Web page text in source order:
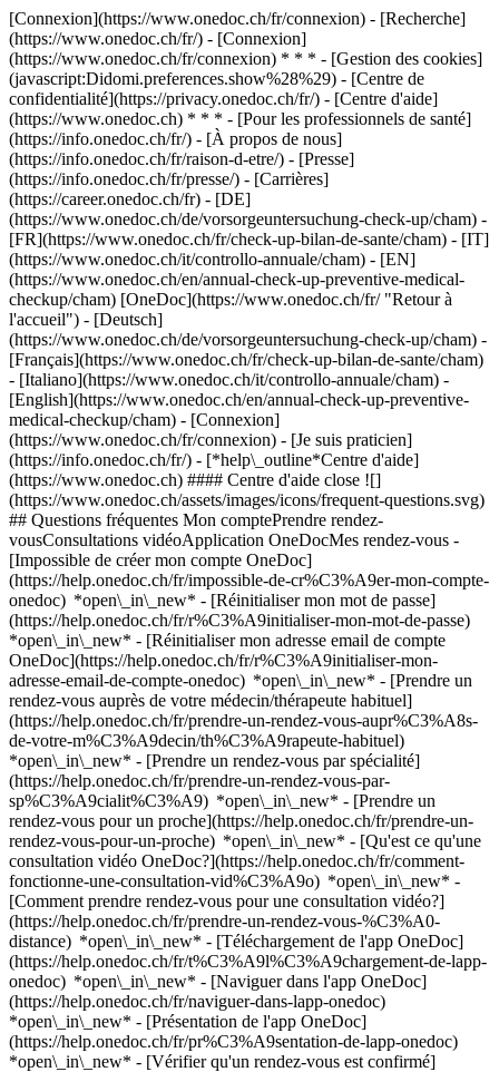
[Connexion](https://www.onedoc.ch/fr/connexion) - [Recherche]
(https://www.onedoc.ch/fr/) - [Connexion]
(https://www.onedoc.ch/fr/connexion) * * * - [Gestion des cookies]
(javascript:Didomi.preferences.show%28%29) - [Centre de
confidentialité](https://privacy.onedoc.ch/fr/) - [Centre d'aide]
(https://www.onedoc.ch) * * * - [Pour les professionnels de santé]
(https://info.onedoc.ch/fr/) - [À propos de nous]
(https://info.onedoc.ch/fr/raison-d-etre/) - [Presse]
(https://info.onedoc.ch/fr/presse/) - [Carrières]
(https://career.onedoc.ch/fr) - [DE]
(https://www.onedoc.ch/de/vorsorgeuntersuchung-check-up/cham) -
[FR](https://www.onedoc.ch/fr/check-up-bilan-de-sante/cham) - [IT]
(https://www.onedoc.ch/it/controllo-annuale/cham) - [EN]
(https://www.onedoc.ch/en/annual-check-up-preventive-medical-
checkup/cham) [OneDoc](https://www.onedoc.ch/fr/ "Retour à
l'accueil") - [Deutsch]
(https://www.onedoc.ch/de/vorsorgeuntersuchung-check-up/cham) -
[Français](https://www.onedoc.ch/fr/check-up-bilan-de-sante/cham)
- [Italiano](https://www.onedoc.ch/it/controllo-annuale/cham) -
[English](https://www.onedoc.ch/en/annual-check-up-preventive-
medical-checkup/cham) - [Connexion]
(https://www.onedoc.ch/fr/connexion) - [Je suis praticien]
(https://info.onedoc.ch/fr/) - [*help\_outline*Centre d'aide]
(https://www.onedoc.ch) #### Centre d'aide close ![]
(https://www.onedoc.ch/assets/images/icons/frequent-questions.svg)
## Questions fréquentes Mon comptePrendre rendez-
vousConsultations vidéoApplication OneDocMes rendez-vous -
[Impossible de créer mon compte OneDoc]
(https://help.onedoc.ch/fr/impossible-de-cr%C3%A9er-mon-compte-
onedoc) *open\_in\_new* - [Réinitialiser mon mot de passe]
(https://help.onedoc.ch/fr/r%C3%A9initialiser-mon-mot-de-passe)
*open\_in\_new* - [Réinitialiser mon adresse email de compte
OneDoc](https://help.onedoc.ch/fr/r%C3%A9initialiser-mon-
adresse-email-de-compte-onedoc) *open\_in\_new* - [Prendre un
rendez-vous auprès de votre médecin/thérapeute habituel]
(https://help.onedoc.ch/fr/prendre-un-rendez-vous-aupr%C3%A8s-
de-votre-m%C3%A9decin/th%C3%A9rapeute-habituel)
*open\_in\_new* - [Prendre un rendez-vous par spécialité]
(https://help.onedoc.ch/fr/prendre-un-rendez-vous-par-
sp%C3%A9cialit%C3%A9) *open\_in\_new* - [Prendre un
rendez-vous pour un proche](https://help.onedoc.ch/fr/prendre-un-
rendez-vous-pour-un-proche) *open\_in\_new* - [Qu'est ce qu'une
consultation vidéo OneDoc?](https://help.onedoc.ch/fr/comment-
fonctionne-une-consultation-vid%C3%A9o) *open\_in\_new* -
[Comment prendre rendez-vous pour une consultation vidéo?]
(https://help.onedoc.ch/fr/prendre-un-rendez-vous-%C3%A0-
distance) *open\_in\_new* - [Téléchargement de l'app OneDoc]
(https://help.onedoc.ch/fr/t%C3%A9l%C3%A9chargement-de-lapp-
onedoc) *open\_in\_new* - [Naviguer dans l'app OneDoc]
(https://help.onedoc.ch/fr/naviguer-dans-lapp-onedoc)
*open\_in\_new* - [Présentation de l'app OneDoc]
(https://help.onedoc.ch/fr/pr%C3%A9sentation-de-lapp-onedoc)
*open\_in\_new* - [Vérifier qu'un rendez-vous est confirmé](https://help.onedoc.ch/fr/v%C3%A9rifier-quun-rendez-vous-est-confirm%C3%A9) *open\_in\_new* - [Annuler un rendez-vous pris en ligne sur OneDoc](https://help.onedoc.ch/fr/annuler-un-rendez-vous-pris-en-ligne-sur-onedoc) *open\_in\_new* - [Je ne reçois pas de confirmation de rendez-vous](https://help.onedoc.ch/fr/je-ne-re%C3%A7ois-pas-de-confirmation-de-rendez-vous) *open\_in\_new* [Voir tous nos articles *open\_in\_new*](https://help.onedoc.ch/fr/) close ## Modifier votre recherche ![Maison avec un signe plus annonçant qu’une consultation peut être effectuée sur place](https://www.onedoc.ch/assets/images/icons/on-site.svg) Sur place ![Caméra avec un symbole lecture annonçant qu’une consultation peut être effectuée à distance en vidéo](https://www.onedoc.ch/assets/images/icons/remote.svg) À distance Rechercher #### Spécialités #### Praticiens #### Établissements edit Check-up | bilan de santé à Cham tune Filtrer par Nouveaux patients*keyboard\_arrow\_down* - Acceptés*check\_circle* Langue parlée*keyboard\_arrow\_down* - Albanais*check\_circle* - Allemand*check\_circle* - Anglais*check\_circle* - Arabe*check\_circle* - Azerbaïdjanais*check\_circle* - Bosniaque*check\_circle* - Bulgare*check\_circle* - Croate*check\_circle* - Espagnol*check\_circle* - Français*check\_circle* - Grec*check\_circle* - Géorgien*check\_circle* - Hindi*check\_circle* - Hongrois*check\_circle* - Hébreu*check\_circle* - Italien*check\_circle* - Lituanien*check\_circle* - Macédonien*check\_circle* - Malayalam*check\_circle* - Néerlandais*check\_circle* - Persan*check\_circle* - Polonais*check\_circle* - Portugais*check\_circle* - Romanche*check\_circle* - Roumain*check\_circle* - Russe*check\_circle* - Serbe*check\_circle* - Tamoul*check\_circle* - Tchèque*check\_circle* - Turc*check\_circle* - Ukrainien*check\_circle* Sexe*keyboard\_arrow\_down* - Femme*check\_circle* - Homme*check\_circle* Réseau*keyboard\_arrow\_down* - Amavita*check\_circle* - Hirslanden*check\_circle* - Swiss Medical Network*check\_circle* - ASCA*check\_circle* - RME*check\_circle* - ArgoMed*check\_circle* - mediX*check\_circle* - doccare*check\_circle* - DocNet Säuliamt*check\_circle* - hapmed*check\_circle* - zmed*check\_circle* - zu:care*check\_circle* - Zürcher Gesundheitsnetz*check\_circle* - Medbase*check\_circle* Disponibilité*keyboard\_arrow\_down* - Disponible aujourdhui*check\_circle* - Dans les 3 prochains jours*check\_circle* - Dans les 7 prochains jours*check\_circle* - Dans les 14 prochains jours*check\_circle* # __Check-up | bilan de santé__ à __Cham__: prenez rendez-vous en ligne aujourd'hui ## 6 résultats à Cham [![Dr. med. Catherine Akermann, spécialiste en médecine interne générale à Cham](https://assets.onedoc.ch/images/users/faa307cbd12d70f3414dbfb9a6d8b696b21e8f47a29fc50a9b6014ddd94ed158-small.jpg "Dr. med. Catherine Akermann, spécialiste en médecine interne générale à Cham")](https://www.onedoc.ch/fr/specialiste-en-medecine-interne-generale/cham/pcp2p/dr-med-catherine-akermann) ### [Dr. med. Catherine Akermann](https://www.onedoc.ch/fr/specialiste-en-medecine-interne-generale/cham/pcp2p/dr-med-catherine-akermann) ![Badge indiquant un profil vérifié](https://www.onedoc.ch/assets/images/icons/checkmark.svg) [Spécialiste en médecine interne générale](https://www.onedoc.ch/fr/specialiste-en-medecine-interne-generale/cham) [Praxis am Bahnhof Cham](https://www.onedoc.ch/fr/cabinet-de-groupe/cham/e9os/praxis-am-bahnhof-cham) Poststrasse 2 6330 Cham ![Icône patient avec un signe moins annonçant que le professionnel n’accepte pas de nouveaux patients](https://www.onedoc.ch/assets/images/icons/no-new-patients.svg)N'accepte pas de nouveaux patients [Réserver un RDV](https://www.onedoc.ch/fr/specialiste-en-medecine-interne-generale/cham/pcp2p/dr-med-catherine-akermann) Expertises: Check-up | bilan de santé, [Examen médico sportif d'aptitude à la plongée](https://www.onedoc.ch/fr/examen-medico-sportif-d-aptitude-a-la-plongee/cham), [Contrôle médical permis de conduire NIVEAU 1](https://www.onedoc.ch/fr/controle-medical-permis-de-conduire-niveau-1/cham)Voir plus *chevron\_left* lun. 03 août *chevron\_right* Voir plus de rendez-vous *error\_outline* Une erreur s'est produite lors du chargement des disponibilités [Réessayer](https://www.onedoc.ch) Expertises: Check-up | bilan de santé, [Examen médico sportif d'aptitude à la plongée](https://www.onedoc.ch/fr/examen-medico-sportif-d-aptitude-a-la-plongee/cham), [Contrôle médical permis de conduire NIVEAU 1](https://www.onedoc.ch/fr/controle-medical-permis-de-conduire-niveau-1/cham)Voir plus [![Dr. med. Simon Raphael Gerber, spécialiste en médecine interne générale à Cham](https://assets.onedoc.ch/images/users/48af9047524042bd5cd1f2ff6d2812a45a153ab501d19ec076b517c7cc6d4a27-small.jpg "Dr. med. Simon Raphael Gerber, spécialiste en médecine interne générale à Cham")](https://www.onedoc.ch/fr/specialiste-en-medecine-interne-generale/cham/pcp2r/dr-med-simon-raphael-gerber) ### [Dr. med. Simon Raphael Gerber](https://www.onedoc.ch/fr/specialiste-en-medecine-interne-generale/cham/pcp2r/dr-med-simon-raphael-gerber) ![Badge indiquant un profil vérifié](https://www.onedoc.ch/assets/images/icons/checkmark.svg) [Spécialiste en médecine interne générale](https://www.onedoc.ch/fr/specialiste-en-medecine-interne-generale/cham) [Praxis am Bahnhof Cham](https://www.onedoc.ch/fr/cabinet-de-groupe/cham/e9os/praxis-am-bahnhof-cham) Poststrasse 2 6330 Cham ![Dr. med. Simon Raphael Gerber est affilié au réseau ArgoMed](https://assets.onedoc.ch/images/networks/logos/56e2a8e8292e9df6e76e9f4a2e0ed8e8d2214c4de1f587b1dba51bed3a27b454-small.png) ![Icône patient avec un signe moins annonçant que le professionnel n’accepte pas de nouveaux patients](https://www.onedoc.ch/assets/images/icons/no-new-patients.svg)N'accepte pas de nouveaux patients [Réserver un RDV](https://www.onedoc.ch/fr/specialiste-en-medecine-interne-generale/cham/pcp2r/dr-med-simon-raphael-gerber) Expertises: Check-up | bilan de santé, [Examen médico sportif d'aptitude à la plongée](https://www.onedoc.ch/fr/examen-medico-sportif-d-aptitude-a-la-plongee/cham), [Contrôle médical permis de conduire NIVEAU 1](https://www.onedoc.ch/fr/controle-medical-permis-de-conduire-niveau-1/cham)Voir plus *chevron\_left* lun. 03 août *chevron\_right* Voir plus de rendez-vous *error\_outline* Une erreur s'est produite lors du chargement des disponibilités [Réessayer](https://www.onedoc.ch) Expertises: Check-up | bilan de santé, [Examen médico sportif d'aptitude à la plongée](https://www.onedoc.ch/fr/examen-medico-sportif-d-aptitude-a-la-plongee/cham), [Contrôle médical permis de conduire NIVEAU 1](https://www.onedoc.ch/fr/controle-medical-permis-de-conduire-niveau-1/cham)Voir plus [![Dr. med. Ines Hegglin Duijn, spécialiste en médecine interne générale à Cham](https://assets.onedoc.ch/images/users/0251f6aedc076c940a25c639ad927094d2858eb0e984b2b4fb1d536342eb7fda-small.jpg "Dr. med. Ines Hegglin Duijn, spécialiste en médecine interne générale à Cham")](https://www.onedoc.ch/fr/specialiste-en-medecine-interne-generale/cham/pcp2q/dr-med-ines-hegglin-duijn) ### [Dr. med. Ines Hegglin Duijn](https://www.onedoc.ch/fr/specialiste-en-medecine-interne-generale/cham/pcp2q/dr-med-ines-hegglin-duijn) ![Badge indiquant un profil vérifié](https://www.onedoc.ch/assets/images/icons/checkmark.svg) [Spécialiste en médecine interne générale](https://www.onedoc.ch/fr/specialiste-en-medecine-interne-generale/cham) [Praxis am Bahnhof Cham](https://www.onedoc.ch/fr/cabinet-de-groupe/cham/e9os/praxis-am-bahnhof-cham) Poststrasse 2 6330 Cham ![Icône patient avec un signe moins annonçant que le professionnel n’accepte pas de nouveaux patients](https://www.onedoc.ch/assets/images/icons/no-new-patients.svg)N'accepte pas de nouveaux patients [Réserver un RDV](https://www.onedoc.ch/fr/specialiste-en-medecine-interne-generale/cham/pcp2q/dr-med-ines-hegglin-duijn) Expertises: Check-up | bilan de santé, [Vaccination Papillomavirus Humain (HPV)](https://www.onedoc.ch/fr/vaccination-papillomavirus-humain-hpv/cham), [Contrôle médical permis de conduire NIVEAU 1](https://www.onedoc.ch/fr/controle-medical-permis-de-conduire-niveau-1/cham), [Examen médico sportif d'aptitude à la plongée](https://www.onedoc.ch/fr/examen-medico-sportif-d-aptitude-a-la-plongee/cham)Voir plus Expertises: Check-up | bilan de santé, [Vaccination Papillomavirus Humain (HPV)](https://www.onedoc.ch/fr/vaccination-papillomavirus-humain-hpv/cham), [Contrôle médical permis de conduire NIVEAU 1](https://www.onedoc.ch/fr/controle-medical-permis-de-conduire-niveau-1/cham), [Examen médico sportif d'aptitude à la plongée](https://www.onedoc.ch/fr/examen-medico-sportif-d-aptitude-a-la-plongee/cham)Voir plus [![Dr. med. Vytis Nefas, spécialiste en médecine interne générale à Cham](https://assets.onedoc.ch/images/users/24b23e5a558113356a261ee47734df424485712d262219f01536561f4a05fd91-small.jpg "Dr. med. Vytis Nefas, spécialiste en médecine interne générale à Cham")](https://www.onedoc.ch/fr/specialiste-en-medecine-interne-generale/cham/pcvt5/dr-med-vytis-nefas) ### [Dr. med. Vytis Nefas](https://www.onedoc.ch/fr/specialiste-en-medecine-interne-generale/cham/pcvt5/dr-med-vytis-nefas) ![Badge indiquant un profil vérifié](https://www.onedoc.ch/assets/images/icons/checkmark.svg) [Spécialiste en médecine interne générale](https://www.onedoc.ch/fr/specialiste-en-medecine-interne-generale/cham) [Praxis Dr. med. Seiler Kurt](https://www.onedoc.ch/fr/cabinet-medical/cham/en2a/praxis-dr-med-seiler-kurt) Poststrasse 2 6330 Cham ![Icône patient avec un signe moins annonçant que le professionnel n’accepte pas de nouveaux patients](https://www.onedoc.ch/assets/images/icons/no-new-patients.svg)N'accepte pas de nouveaux patients [Réserver un RDV](https://www.onedoc.ch/fr/specialiste-en-medecine-interne-generale/cham/pcvt5/dr-med-vytis-nefas) Expert